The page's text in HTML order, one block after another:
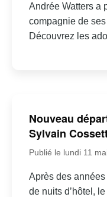
Andrée Watters a
compagnie de
Découvrez les
Nouveau
Sylvain
Publié le lundi 11
Après des
de nuits d’hôtel,